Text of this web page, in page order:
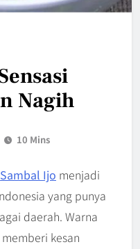
Nagih
10 Mins
Sambal Ijo menjadi
yang punya
daerah. Warna
kesan